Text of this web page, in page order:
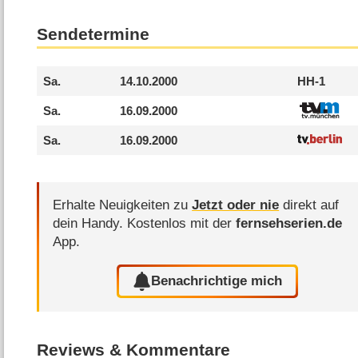
Sendetermine
Sa. 14.10.2000 HH-1
Sa. 16.09.2000
Sa. 16.09.2000
Erhalte Neuigkeiten zuJetzt oder nie direkt auf
dein Handy. Kostenlos mit derfernsehserien.de
App.
Benachrichtige mich
Reviews & Kommentare